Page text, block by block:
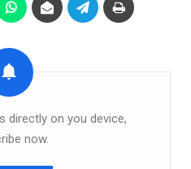
directly on you device,
now.